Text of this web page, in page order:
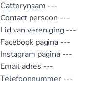
Catterynaam ---
Contact persoon ---
Lid van vereniging ---
Facebook pagina ---
Instagram pagina ---
Email adres ---
Telefoonnummer ---